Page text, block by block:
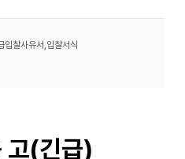
입찰사유서,입찰서식
고(긴급)